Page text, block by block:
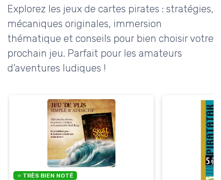
Explorez les jeux de cartes pirates : stratégies,
mécaniques originales, immersion
thématique et conseils pour bien choisir votre
prochain jeu. Parfait pour les amateurs
d’aventures ludiques !
⭐ TRÈS BIEN NOTÉ